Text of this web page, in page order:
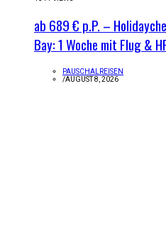
ab 689 € p.P. –
Bay: 1 Woche mit Flug &
PAUSCHALREISEN
/AUGUST 8, 2026